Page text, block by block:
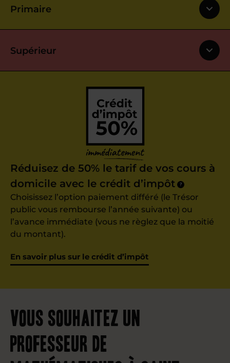
Primaire
Supérieur
Réduisez de 50% le tarif de vos cours à
domicile avec le crédit d’impôt
?
Choisissez l’option paiement différé (le Trésor
public vous rembourse l’année suivante) ou
l’avance immédiate (vous ne règlez que la moitié
du montant).
En savoir plus sur le crédit d’impôt
Vous souhaitez un
professeur de